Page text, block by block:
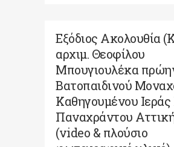
Εξόδιος Ακολουθία
αρχιμ. Θεοφίλου
Μπουγιουλέκα
Βατοπαιδινού
Καθηγουμένου
Παναχράντου
(video & πλούσιο